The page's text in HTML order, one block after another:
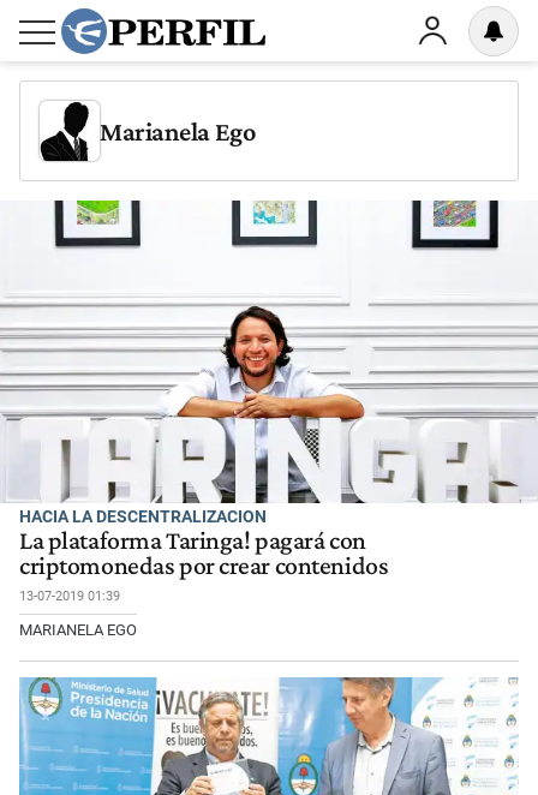
Marianela Ego
HACIA LA DESCENTRALIZACION
La plataforma Taringa! pagará con
criptomonedas por crear contenidos
13-07-2019 01:39
MARIANELA EGO